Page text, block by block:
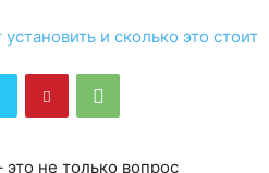
это не только вопрос